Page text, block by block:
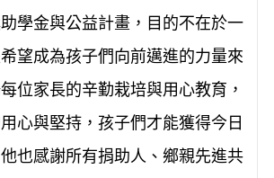
學金與公益計畫，目的不在於一
望成為孩子們向前邁進的力量來
位家長的辛勤栽培與用心教育，
心與堅持，孩子們才能獲得今日
也感謝所有捐助人、鄉親先進共